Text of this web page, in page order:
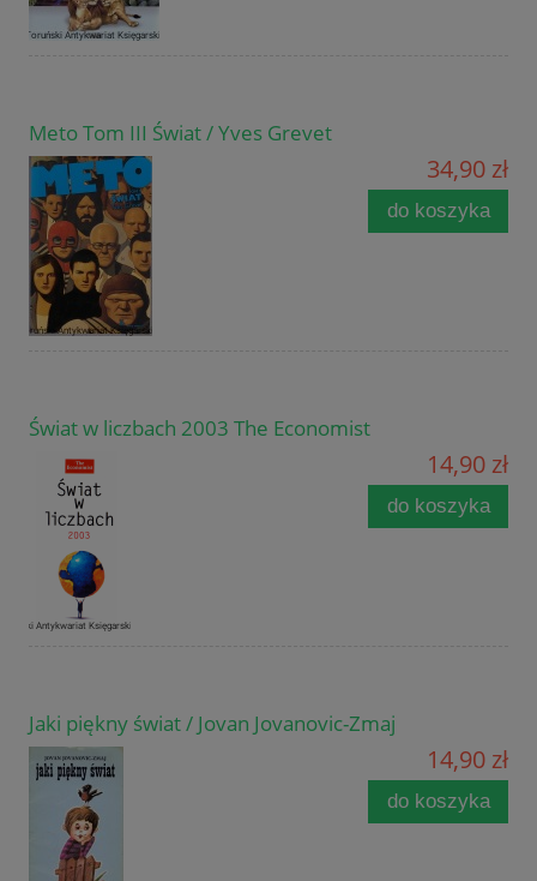
Meto Tom III Świat / Yves Grevet
34,90 zł
do koszyka
Świat w liczbach 2003 The Economist
14,90 zł
do koszyka
Jaki piękny świat / Jovan Jovanovic-Zmaj
14,90 zł
do koszyka